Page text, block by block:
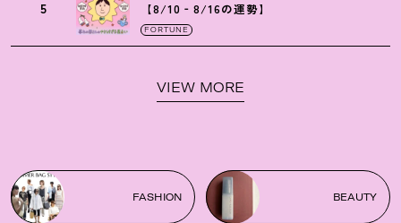
5
【8/10‐8/16の運勢】
FORTUNE
VIEW MORE
FASHION BEAUTY